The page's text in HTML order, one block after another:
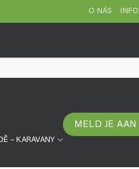
O NÁS
– KARAVANY
MELD JE